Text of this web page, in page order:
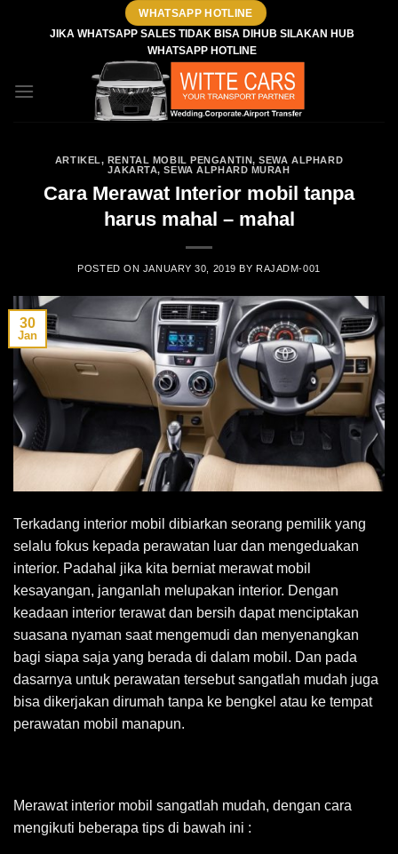
WHATSAPP HOTLINE
JIKA WHATSAPP SALES TIDAK BISA DIHUB SILAKAN HUB
WHATSAPP HOTLINE
ARTIKEL, RENTAL MOBIL PENGANTIN,SEWA ALPHARD
JAKARTA,SEWA ALPHARD MURAH
Cara Merawat Interior mobil tanpa
harus mahal – mahal
POSTED ON JANUARY 30, 2019 BY RAJADM-001
30
Jan
Terkadang interior mobil dibiarkan seorang pemilik yang
selalu fokus kepada perawatan luar dan mengeduakan
interior. Padahal jika kita berniat merawat mobil
kesayangan, janganlah melupakan interior. Dengan
keadaan interior terawat dan bersih dapat menciptakan
suasana nyaman saat mengemudi dan menyenangkan
bagi siapa saja yang berada di dalam mobil. Dan pada
dasarnya untuk perawatan tersebut sangatlah mudah juga
bisa dikerjakan dirumah tanpa ke bengkel atau ke tempat
perawatan mobil manapun.
Merawat interior mobil sangatlah mudah, dengan cara
mengikuti beberapa tips di bawah ini :